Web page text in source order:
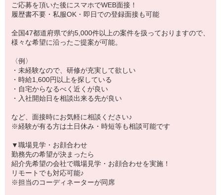
ご応募を頂いた後にスマホでWEB面接！
履歴書不要・私服OK・即日での登録面接も可能
全国47都道府県で約5,000件以上の案件を扱っておりますので、
様々な希望に沿ったご提案が可能。
〈例〉
・未経験なので、研修が充実して欲しい
・時給1,600円以上を探している
・自宅からなるべく近くが良い
・入社開始日を相談出来る先が良い
など、面接時にお気軽に相談ください♪
※経験が有る方は土日休み・時短等も相談可能です
▼職場見学・お顔合わせ
勤務先の希望が決まったら
紹介先希望の会社で職場見学・お顔合わせを実施！
リモートでも対応可能♪
※担当のコーディネーターが同席